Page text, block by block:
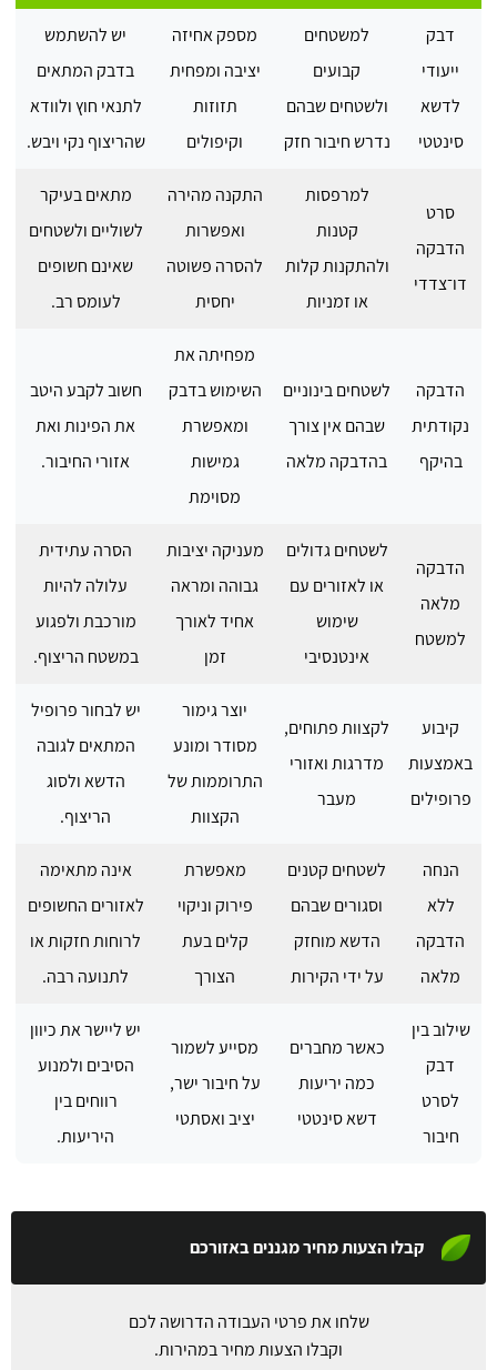
דבק
ייעודי
לדשא
סינטטי
למשטחים
קבועים
ולשטחים שבהם
נדרש חיבור חזק
מספק אחיזה
יציבה ומפחית
תזוזות
וקיפולים
יש להשתמש
בדבק המתאים
לתנאי חוץ ולוודא
שהריצוף נקי ויבש.
סרט
הדבקה
דו־צדדי
למרפסות
קטנות
ולהתקנות קלות
או זמניות
התקנה מהירה
ואפשרות
להסרה פשוטה
יחסית
מתאים בעיקר
לשוליים ולשטחים
שאינם חשופים
לעומס רב.
הדבקה
נקודתית
בהיקף
לשטחים בינוניים
שבהם אין צורך
בהדבקה מלאה
מפחיתה את
השימוש בדבק
ומאפשרת
גמישות
מסוימת
חשוב לקבע היטב
את הפינות ואת
אזורי החיבור.
הדבקה
מלאה
למשטח
לשטחים גדולים
או לאזורים עם
שימוש
אינטנסיבי
מעניקה יציבות
גבוהה ומראה
אחיד לאורך
זמן
הסרה עתידית
עלולה להיות
מורכבת ולפגוע
במשטח הריצוף.
קיבוע
באמצעות
פרופילים
לקצוות פתוחים,
מדרגות ואזורי
מעבר
יוצר גימור
מסודר ומונע
התרוממות של
הקצוות
יש לבחור פרופיל
המתאים לגובה
הדשא ולסוג
הריצוף.
הנחה
ללא
הדבקה
מלאה
לשטחים קטנים
וסגורים שבהם
הדשא מוחזק
על ידי הקירות
מאפשרת
פירוק וניקוי
קלים בעת
הצורך
אינה מתאימה
לאזורים החשופים
לרוחות חזקות או
לתנועה רבה.
שילוב בין
דבק
לסרט
חיבור
כאשר מחברים
כמה יריעות
דשא סינטטי
מסייע לשמור
על חיבור ישר,
יציב ואסתטי
יש ליישר את כיוון
הסיבים ולמנוע
רווחים בין
היריעות.
קבלו הצעות מחיר מגננים באזורכם
שלחו את פרטי העבודה הדרושה לכם
וקבלו הצעות מחיר במהירות.